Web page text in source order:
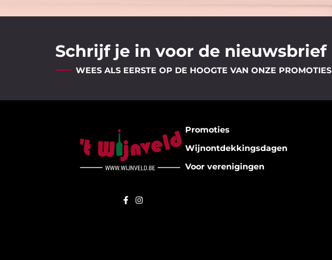
Schrijf je in voor de nieuwsbrief
WEES ALS EERSTE OP DE HOOGTE VAN ONZE PROMOTIES
Promoties
Wijnontdekkingsdagen
Voor verenigingen